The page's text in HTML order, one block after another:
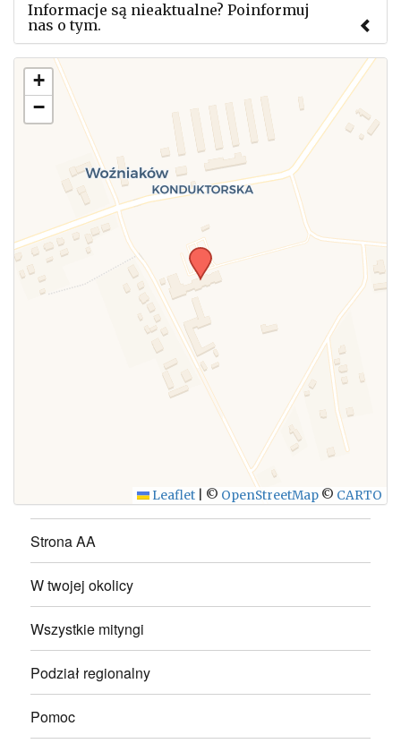
Informacje są nieaktualne? Poinformuj
nas o tym.
Użyj tego formularza aby przesłać informację o
zmianach w powyższym mityngu.
WYŚLIJ
+
−
Leaflet © OpenStreetMap © CARTO
Strona AA
W twojej okolicy
Wszystkie mityngi
Podział regionalny
Pomoc